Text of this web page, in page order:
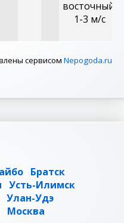
восточный,
1-3 м/с
сервисом Nepogoda.ru
Братск
Усть-Илимск
Улан-Удэ
Москва